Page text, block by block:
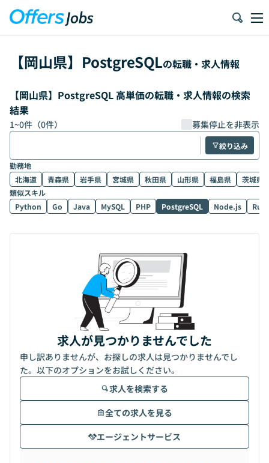
【岡山県】 PostgreSQLの転職・求人情報
【岡山県】PostgreSQL 高単価の転職・求人情報の検索
結果
1~0件（0件） 募集停止を非表示
絞り込み
勤務地
北海道
青森県 岩手県 宮城県 秋田県 山形県 福島県
茨城県
類似スキル
Python
Go Java MySQL PHP PostgreSQL Node.js
求人が見つかりませんでした
申し訳ありませんが、お探しの求人は見つかりませんでし
た。以下のオプションをお試しください。
求人を検索する
全ての求人を見る
エージェントサービス